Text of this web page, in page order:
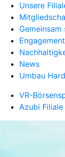
Unsere
Engagement
News
Umbau
VR-
Azubi Filiale